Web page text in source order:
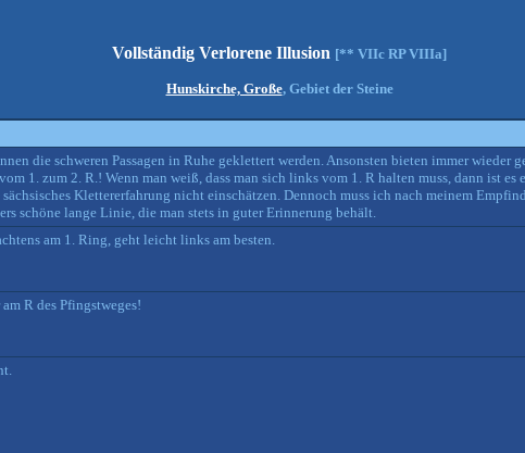
Vollständig Verlorene Illusion [** VIIc RP VIIIa]
Hunskirche, Große, Gebiet der Steine
die schweren Passagen in Ruhe geklettert werden. Ansonsten bieten immer wieder
1. zum 2. R.! Wenn man weiß, dass man sich links vom 1. R halten muss, dann ist es
Klettererfahrung nicht einschätzen. Dennoch muss ich nach meinem
schöne lange Linie, die man stets in guter Erinnerung behält.
am 1. Ring, geht leicht links am besten.
R des Pfingstweges!